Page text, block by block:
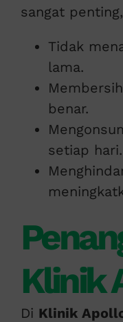
sangat
Tidak
lama.
benar.
setiap hari.
Klinik
Di Klinik